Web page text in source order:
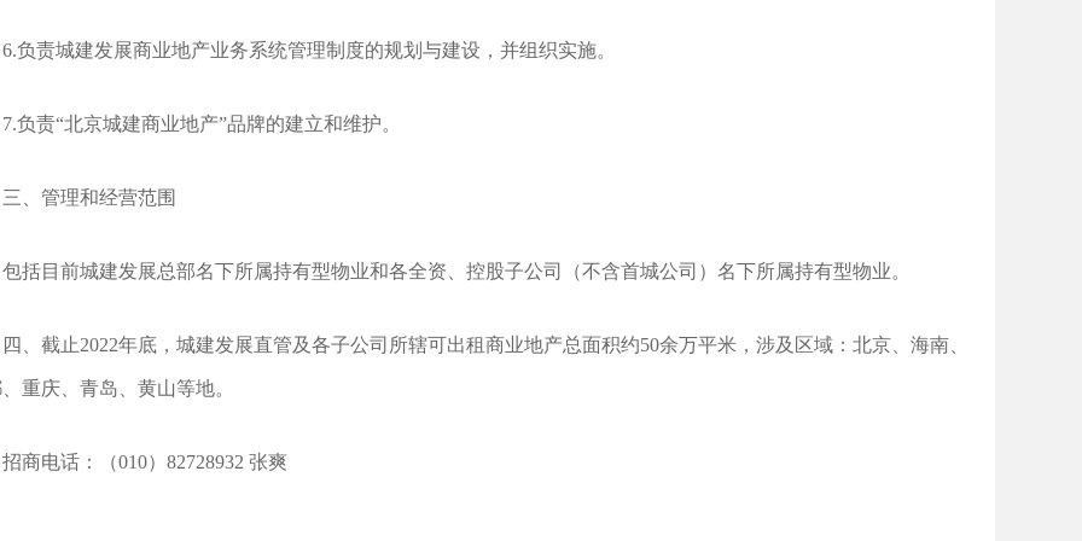
6.负责城建发展商业地产业务系统管理制度的规划与建设，并组织实施。
7.负责“北京城建商业地产”品牌的建立和维护。
三、管理和经营范围
包括目前城建发展总部名下所属持有型物业和各全资、控股子公司（不含首城公司）名下所属持有型物业。
四、截止2022年底，城建发展直管及各子公司所辖可出租商业地产总面积约50余万平米，涉及区域：北京、海南、
重庆、青岛、黄山等地。
招商电话：（010）82728932 张爽